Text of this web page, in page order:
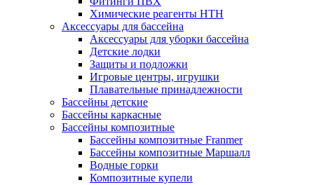
Химические реагенты HTH
Аксессуары для бассейна
Аксессуары для уборки бассейна
Детские лодки
Защиты и подложки
Игровые центры, игрушки
Плавательные принадлежности
Бассейны детские
Бассейны каркасные
Бассейны композитные
Бассейны композитные Franmer
Бассейны композитные Маршалл
Водные горки
Композитные купели